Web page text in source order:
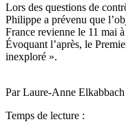
Lors des questions de
Philippe a prévenu que
France revienne le 11 mai
Évoquant l’après, le
inexploré ».
Par Laure-Anne Elkabbach
Temps de lecture :